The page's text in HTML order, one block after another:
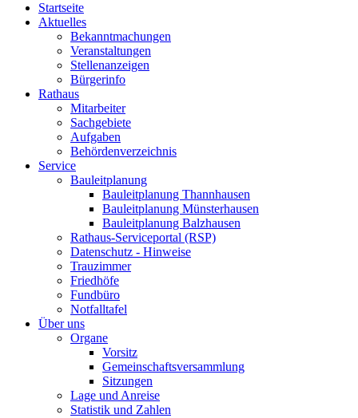
Startseite
Aktuelles
Bekanntmachungen
Veranstaltungen
Stellenanzeigen
Bürgerinfo
Rathaus
Mitarbeiter
Sachgebiete
Aufgaben
Behördenverzeichnis
Service
Bauleitplanung
Bauleitplanung Thannhausen
Bauleitplanung Münsterhausen
Bauleitplanung Balzhausen
Rathaus-Serviceportal (RSP)
Datenschutz - Hinweise
Trauzimmer
Friedhöfe
Fundbüro
Notfalltafel
Über uns
Organe
Vorsitz
Gemeinschaftsversammlung
Sitzungen
Lage und Anreise
Statistik und Zahlen